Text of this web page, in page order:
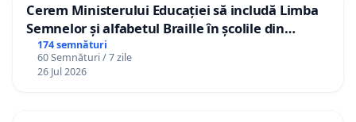
Cerem Ministerului Educației să includă Limba
Semnelor și alfabetul Braille în școlile din
Republica Moldova!
174 semnături
60 Semnături / 7 zile
26 Jul 2026